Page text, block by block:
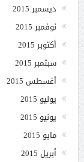
ديسمبر 2015
نوفمبر 2015
أكتوبر 2015
سبتمبر 2015
أغسطس 2015
يوليو 2015
يونيو 2015
مايو 2015
أبريل 2015